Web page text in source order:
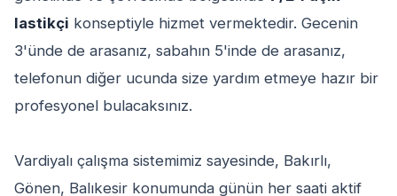
lastikçi konseptiyle hizmet vermektedir. Gecenin
3'ünde de arasanız, sabahın 5'inde de arasanız,
telefonun diğer ucunda size yardım etmeye hazır bir
profesyonel bulacaksınız.
Vardiyalı çalışma sistemimiz sayesinde, Bakırlı,
Gönen, Balıkesir konumunda günün her saati aktif